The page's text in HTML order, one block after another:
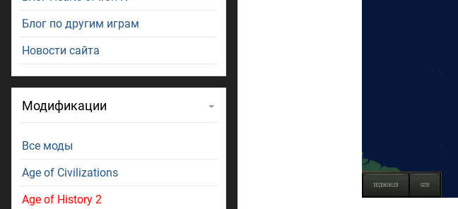
Блог по другим играм
Новости сайта
Модификации
Все моды
Age of Civilizations
Age of History 2